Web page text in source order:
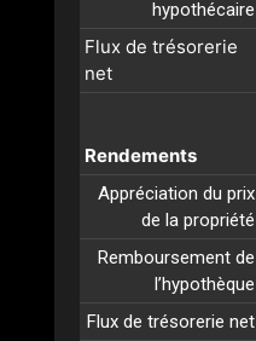
hypothécaire
Flux de trésorerie
net
Rendements
Appréciation du prix
de la propriété
Remboursement de
l’hypothèque
Flux de trésorerie net